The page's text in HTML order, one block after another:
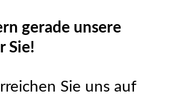
gerade unsere
Sie!
Sie uns auf